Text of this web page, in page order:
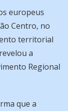
europeus
Centro, no
territorial
a
Regional
que a